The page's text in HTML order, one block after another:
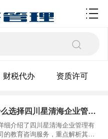
财税代办 资质许可
为什么选择四川星清海企业管理有限公司进行教育咨询服务？深入解
细介绍了四川星清海企业管理有
的教育咨询服务，重点解析其非